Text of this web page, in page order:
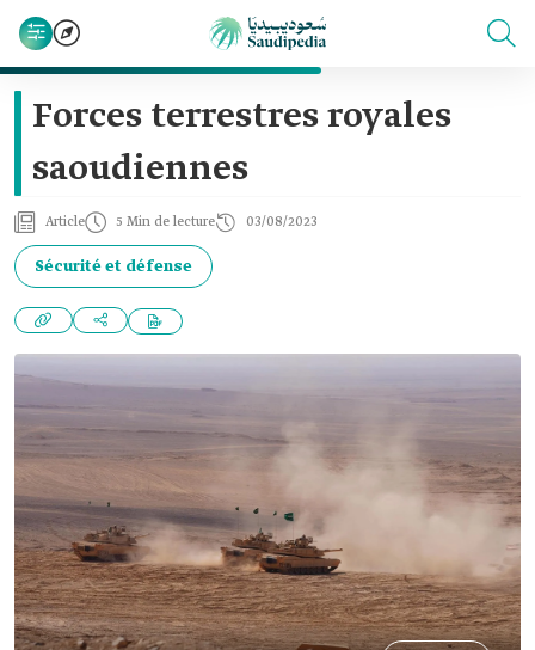
Forces terrestres royales
saoudiennes
Article 5 Min de lecture 03/08/2023
Sécurité et défense